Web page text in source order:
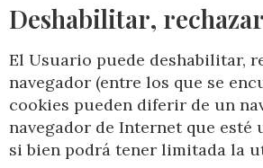
Deshabilitar,
El Usuario puede deshabilitar,
navegador (entre los que se
cookies pueden diferir de un
navegador de Internet que
si bien podrá tener limitada la